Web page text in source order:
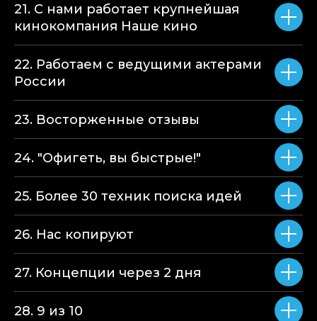
21. С нами работает крупнейшая
кинокомпания Наше кино
22. Работаем с ведущими актерами
России
23. Восторженные отзывы
24. "Офигеть, вы быстрые!"
25. Более 30 техник поиска идей
26. Нас копируют
27. Концепции через 2 дня
28. 9 из 10